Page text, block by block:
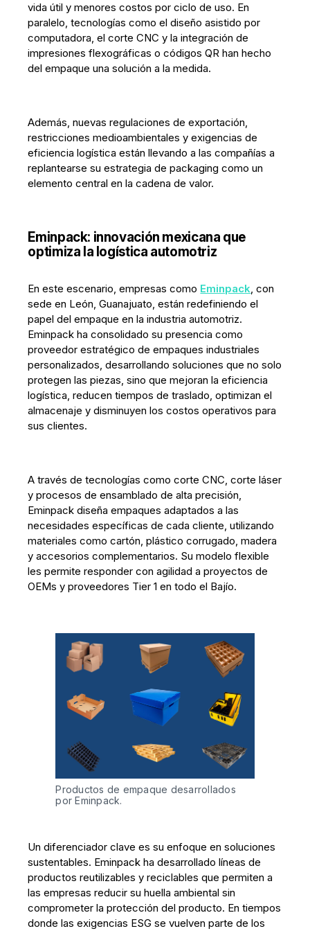
vida útil y menores costos por ciclo de uso. En
paralelo, tecnologías como el diseño asistido por
computadora, el corte CNC y la integración de
impresiones flexográficas o códigos QR han hecho
del empaque una solución a la medida.
Además, nuevas regulaciones de exportación,
restricciones medioambientales y exigencias de
eficiencia logística están llevando a las compañías a
replantearse su estrategia de packaging como un
elemento central en la cadena de valor.
Eminpack: innovación mexicana que
optimiza la logística automotriz
En este escenario, empresas como Eminpack, con
sede en León, Guanajuato, están redefiniendo el
papel del empaque en la industria automotriz.
Eminpack ha consolidado su presencia como
proveedor estratégico de empaques industriales
personalizados, desarrollando soluciones que no solo
protegen las piezas, sino que mejoran la eficiencia
logística, reducen tiempos de traslado, optimizan el
almacenaje y disminuyen los costos operativos para
sus clientes.
A través de tecnologías como corte CNC, corte láser
y procesos de ensamblado de alta precisión,
Eminpack diseña empaques adaptados a las
necesidades específicas de cada cliente, utilizando
materiales como cartón, plástico corrugado, madera
y accesorios complementarios. Su modelo flexible
les permite responder con agilidad a proyectos de
OEMs y proveedores Tier 1 en todo el Bajío.
Productos de empaque desarrollados
por Eminpack.
Un diferenciador clave es su enfoque en soluciones
sustentables. Eminpack ha desarrollado líneas de
productos reutilizables y reciclables que permiten a
las empresas reducir su huella ambiental sin
comprometer la protección del producto. En tiempos
donde las exigencias ESG se vuelven parte de los